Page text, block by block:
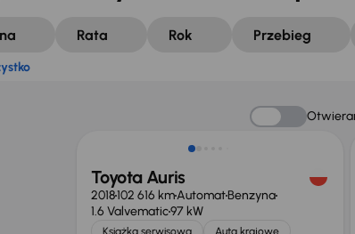
Rata Rok Przebieg
Toyota Auris
2018102 616 kmAutomatBenzyna
1.6 Valvematic97 kW
Książka serwisowa
Auta krajowe